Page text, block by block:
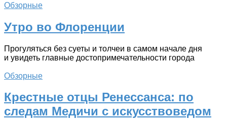
Обзорные
Утро во Флоренции
Прогуляться без суеты и толчеи в самом начале дня
и увидеть главные достопримечательности города
Обзорные
Крестные отцы Ренессанса: по
следам Медичи с искусствоведом